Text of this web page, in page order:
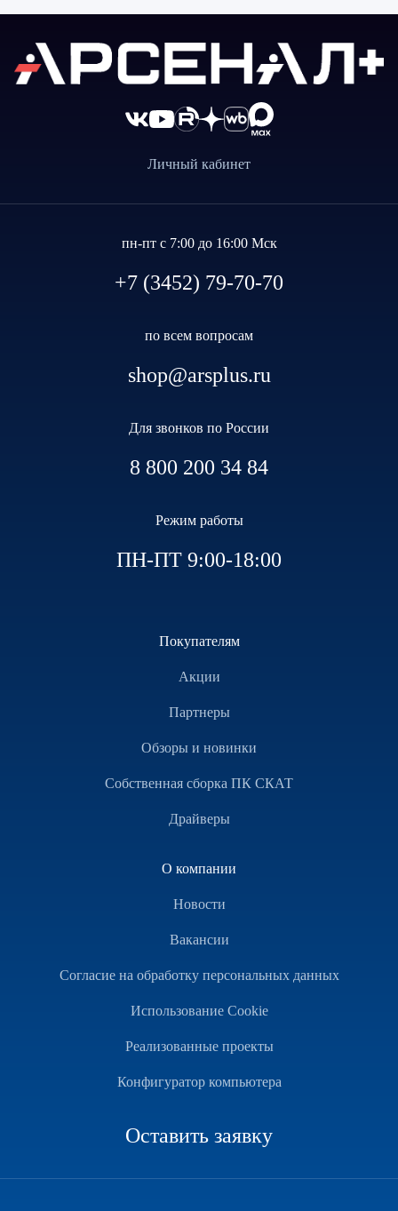
Личный кабинет
пн-пт с 7:00 до 16:00 Мск
+7 (3452) 79-70-70
по всем вопросам
shop@arsplus.ru
Для звонков по России
8 800 200 34 84
Режим работы
ПН-ПТ 9:00-18:00
Покупателям
Акции
Партнеры
Обзоры и новинки
Собственная сборка ПК СКАТ
Драйверы
О компании
Новости
Вакансии
Согласие на обработку персональных данных
Использование Cookie
Реализованные проекты
Конфигуратор компьютера
Оставить заявку